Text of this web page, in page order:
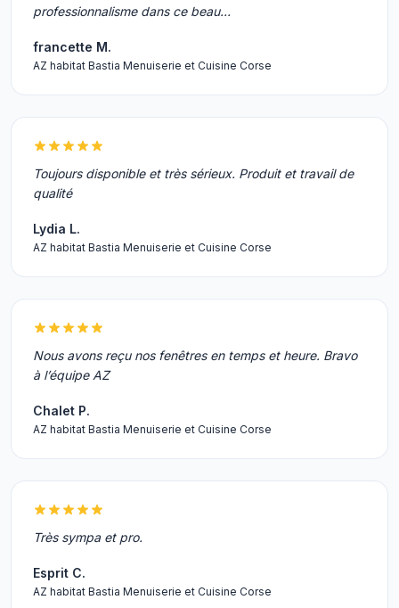
professionnalisme dans ce beau…
francette M.
AZ habitat Bastia Menuiserie et Cuisine Corse
Toujours disponible et très sérieux. Produit et travail de
qualité
Lydia L.
AZ habitat Bastia Menuiserie et Cuisine Corse
Nous avons reçu nos fenêtres en temps et heure. Bravo
à l’équipe AZ
Chalet P.
AZ habitat Bastia Menuiserie et Cuisine Corse
Très sympa et pro.
Esprit C.
AZ habitat Bastia Menuiserie et Cuisine Corse